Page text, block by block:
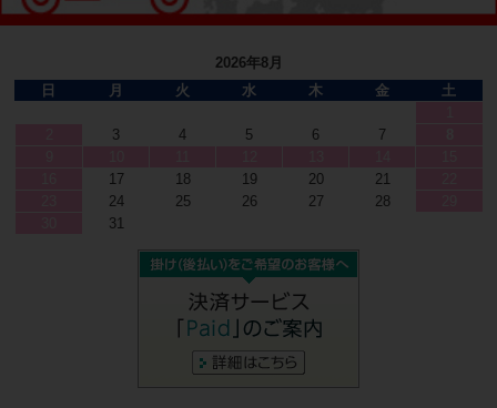
2026年8月
日
月 火 水 木 金
土
3 4 5 6 7
17 18 19 20 21
24 25 26 27 28
31